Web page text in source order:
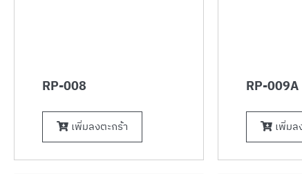
RP-008
เพิ่มลงตะกร้า
RP-009A
เพิ่มล